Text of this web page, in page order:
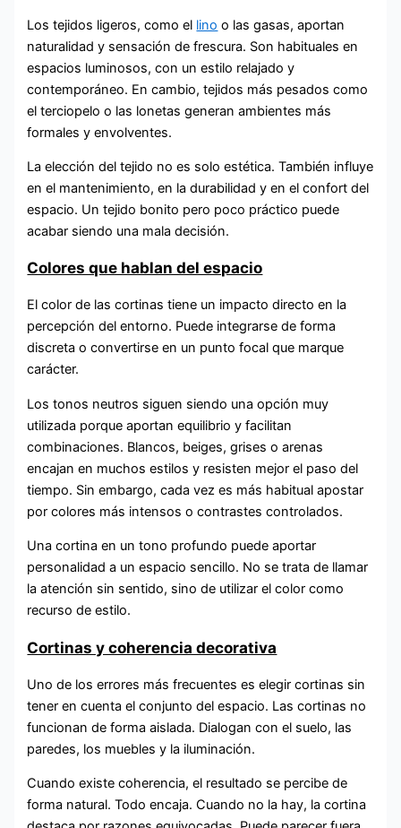
Los tejidos ligeros, como el lino o las gasas, aportan
naturalidad y sensación de frescura. Son habituales en
espacios luminosos, con un estilo relajado y
contemporáneo. En cambio, tejidos más pesados como
el terciopelo o las lonetas generan ambientes más
formales y envolventes.
La elección del tejido no es solo estética. También influye
en el mantenimiento, en la durabilidad y en el confort del
espacio. Un tejido bonito pero poco práctico puede
acabar siendo una mala decisión.
Colores que hablan del espacio
El color de las cortinas tiene un impacto directo en la
percepción del entorno. Puede integrarse de forma
discreta o convertirse en un punto focal que marque
carácter.
Los tonos neutros siguen siendo una opción muy
utilizada porque aportan equilibrio y facilitan
combinaciones. Blancos, beiges, grises o arenas
encajan en muchos estilos y resisten mejor el paso del
tiempo. Sin embargo, cada vez es más habitual apostar
por colores más intensos o contrastes controlados.
Una cortina en un tono profundo puede aportar
personalidad a un espacio sencillo. No se trata de llamar
la atención sin sentido, sino de utilizar el color como
recurso de estilo.
Cortinas y coherencia decorativa
Uno de los errores más frecuentes es elegir cortinas sin
tener en cuenta el conjunto del espacio. Las cortinas no
funcionan de forma aislada. Dialogan con el suelo, las
paredes, los muebles y la iluminación.
Cuando existe coherencia, el resultado se percibe de
forma natural. Todo encaja. Cuando no la hay, la cortina